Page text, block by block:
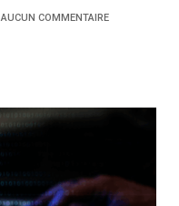
AUCUN COMMENTAIRE